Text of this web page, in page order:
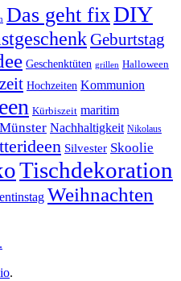
Das geht fixDIY
Geburtstag
Geschenktüten grillen Halloween
Hochzeiten Kommunion
Kürbiszeit maritim
Münster Nachhaltigkeit Nikolaus
Silvester Skoolie
Tischdekoration
Weihnachten
.